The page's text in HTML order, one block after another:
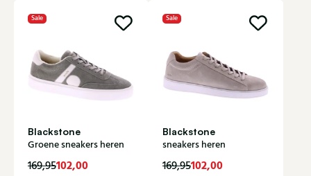
Sale
Blackstone
Groene sneakers heren
169,95102,00
Sale
Blackstone
sneakers heren
169,95102,00